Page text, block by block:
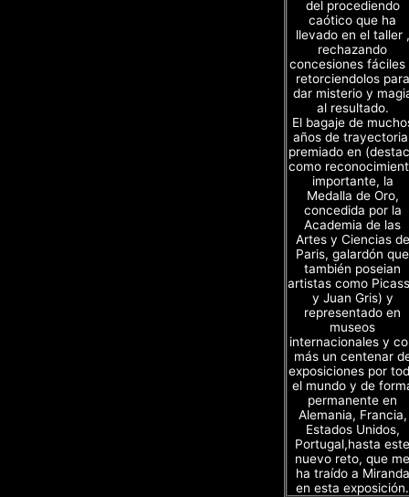
del procediendo
caótico que ha
llevado en el taller ,
rechazando
concesiones fáciles
retorciendolos para
dar misterio y
al resultado.
El bagaje de
años de
premiado en
como
importante, la
Medalla de Oro,
concedida por la
Academia de las
Artes y Ciencias de
Paris, galardón que
también poseian
artistas como
y Juan Gris) y
representado en
museos
internacionales y
más un centenar
exposiciones por
el mundo y de
permanente en
Alemania, Francia,
Estados Unidos,
Portugal,hasta este
nuevo reto, que me
ha traído a Miranda
en esta exposición.